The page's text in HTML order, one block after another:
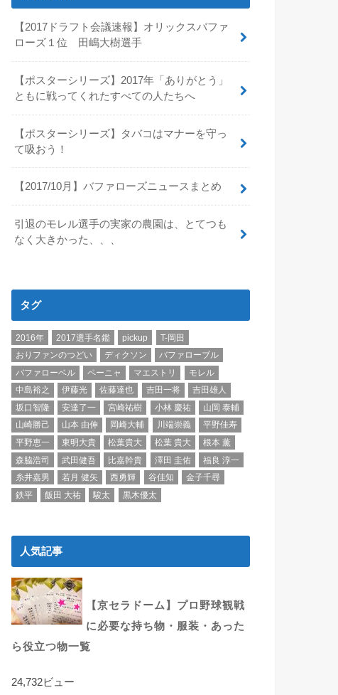
【2017ドラフト会議速報】オリックスバファ
ローズ１位 田嶋大樹選手
【ポスターシリーズ】2017年「ありがとう」
ともに戦ってくれたすべての人たちへ
【ポスターシリーズ】タバコはマナーを守っ
て吸おう！
【2017/10月】バファローズニュースまとめ
引退のモレル選手の実家の農園は、とてつも
なく大きかった、、、
タグ
2016年 2017選手名鑑 pickup
T-岡田
おりファンのつどい
ディクソン
バファローブル
バファローベル
ペーニャ マエストリ
モレル
中島裕之
伊藤光 佐藤達也 吉田一将
吉田雄人
坂口智隆
安達了一 宮崎祐樹 小林 慶祐
山岡 泰輔
山崎勝己
山本 由伸 岡崎大輔 川端崇義
平野佳寿
平野恵一
東明大貴 松葉貴大 松葉 貴大
根本 薫
森脇浩司
武田健吾 比嘉幹貴 澤田 圭佑
福良 淳一
糸井嘉男
若月 健矢 西勇輝 谷佳知
金子千尋
鉄平
飯田 大祐 駿太 黒木優太
人気記事
【京セラドーム】プロ野球観戦
に必要な持ち物・服装・あった
ら役立つ物一覧
24,732ビュー